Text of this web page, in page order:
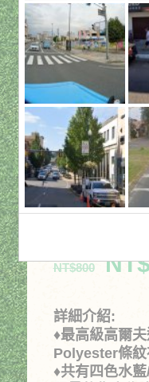
眉配紅
夾帽(
NT$800
原
價
格
詳細介紹:
♦最高級高爾
Polyester條紋
♦共有四色水